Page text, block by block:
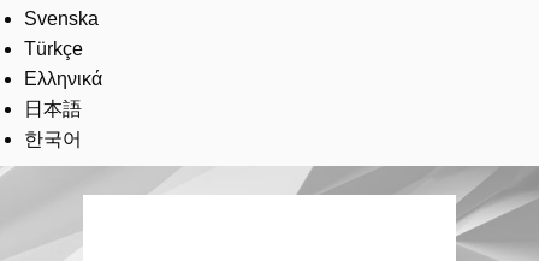
Svenska
Türkçe
Ελληνικά
日本語
한국어